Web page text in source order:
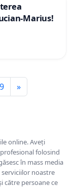
Marius!
9 »
online. Aveți
folosind
în mass media
noastre
către persoane ce